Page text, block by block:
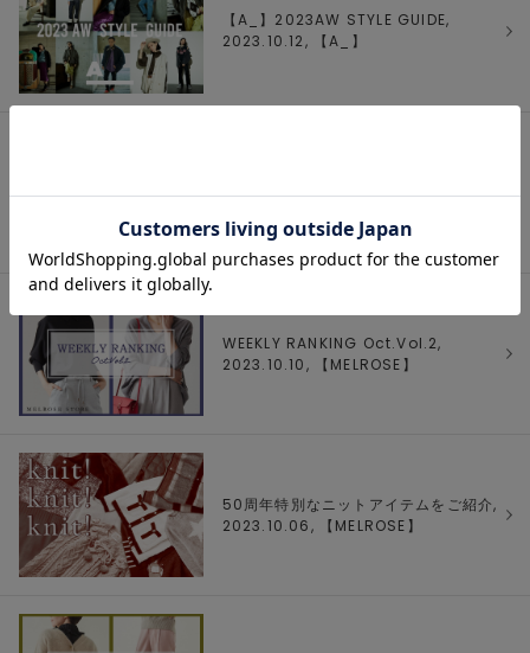
【A_】2023AW STYLE GUIDE,
2023.10.12, 【A_ 】
martinique 「秋の着映え服」,
WEEKLY RANKING Oct.Vol.2,
2023.10.10, 【 MELROSE 】
50周年特別なニットアイテムをご紹介,
2023.10.06, 【 MELROSE 】